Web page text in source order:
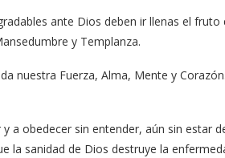
ante Dios deben ir llenas el fruto
y Templanza.
nuestra Fuerza, Alma, Mente y
a obedecer sin entender, aún sin estar
la sanidad de Dios destruye la